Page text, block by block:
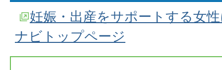
妊娠・出産をサポートする女
ナビトップページ